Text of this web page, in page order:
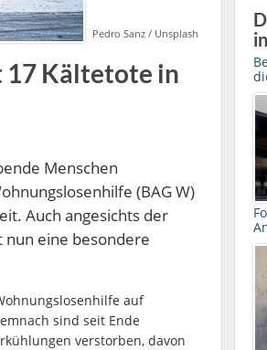
Pedro Sanz / Unsplash
17 Kältetote in
Menschen
(BAG W)
Auch angesichts der
nun eine besondere
auf
sind seit Ende
verstorben, davon